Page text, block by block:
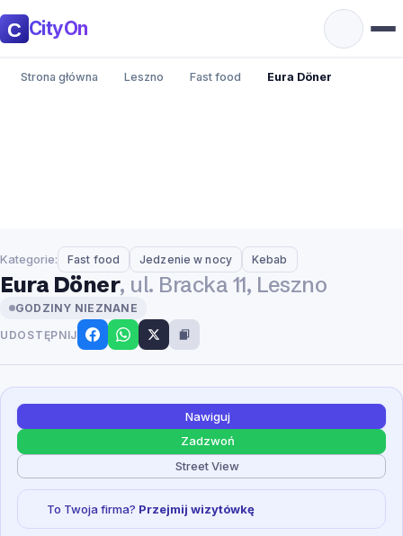
CityOn
Strona główna Leszno Fast food Eura Döner
Kategorie: Fast food Jedzenie w nocy Kebab
Eura Döner, ul. Bracka 11, Leszno
GODZINY NIEZNANE
UDOSTĘPNIJ
Nawiguj
Zadzwoń
Street View
To Twoja firma? Przejmij wizytówkę